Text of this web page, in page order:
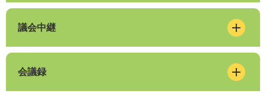
議会中継
会議録